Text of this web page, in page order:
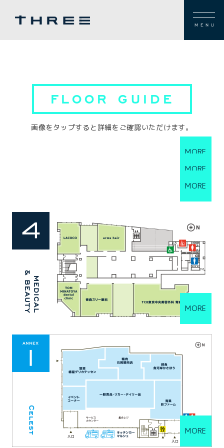
MENU
FLOOR GUIDE
画像をタップすると詳細をご確認いただけます。
MORE
MORE
MORE
MORE
MORE